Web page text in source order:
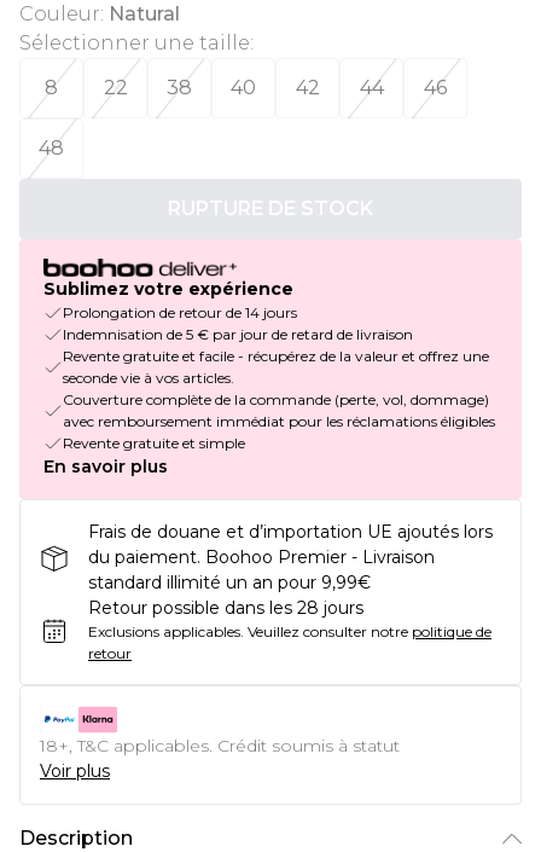
Couleur: Natural
Sélectionner une taille:
8
22 38 40 42 44 46
48
RUPTURE DE STOCK
Sublimez votre expérience
Prolongation de retour de 14 jours
Indemnisation de 5 € par jour de retard de livraison
Revente gratuite et facile - récupérez de la valeur et offrez une
seconde vie à vos articles.
Couverture complète de la commande (perte, vol, dommage)
avec remboursement immédiat pour les réclamations éligibles
Revente gratuite et simple
En savoir plus
Frais de douane et d’importation UE ajoutés lors
du paiement. Boohoo Premier - Livraison
standard illimité un an pour 9,99€
Retour possible dans les 28 jours
Exclusions applicables. Veuillez consulter notre politique de
retour
18+, T&C applicables. Crédit soumis à statut
Voir plus
Description